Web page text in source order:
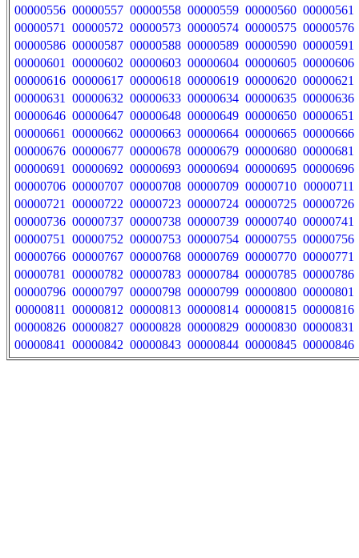
00000556 00000557 00000558 00000559 00000560 00000561
00000571
00000572 00000573 00000574 00000575 00000576
00000586 00000587 00000588 00000589 00000590 00000591
00000601
00000602 00000603 00000604 00000605 00000606
00000616 00000617 00000618 00000619 00000620 00000621
00000631
00000632 00000633 00000634 00000635 00000636
00000646 00000647 00000648 00000649 00000650 00000651
00000661
00000662 00000663 00000664 00000665 00000666
00000676 00000677 00000678 00000679 00000680 00000681
00000691
00000692 00000693 00000694 00000695 00000696
00000706 00000707 00000708 00000709 00000710 00000711
00000721
00000722 00000723 00000724 00000725 00000726
00000736 00000737 00000738 00000739 00000740 00000741
00000751
00000752 00000753 00000754 00000755 00000756
00000766 00000767 00000768 00000769 00000770 00000771
00000781
00000782 00000783 00000784 00000785 00000786
00000796 00000797 00000798 00000799 00000800 00000801
00000811
00000812 00000813 00000814 00000815 00000816
00000826 00000827 00000828 00000829 00000830 00000831
00000841
00000842 00000843 00000844 00000845 00000846